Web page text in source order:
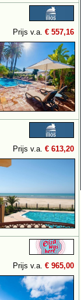
Prijs v.a. € 557,16
Prijs v.a. € 613,20
Prijs v.a. € 965,00